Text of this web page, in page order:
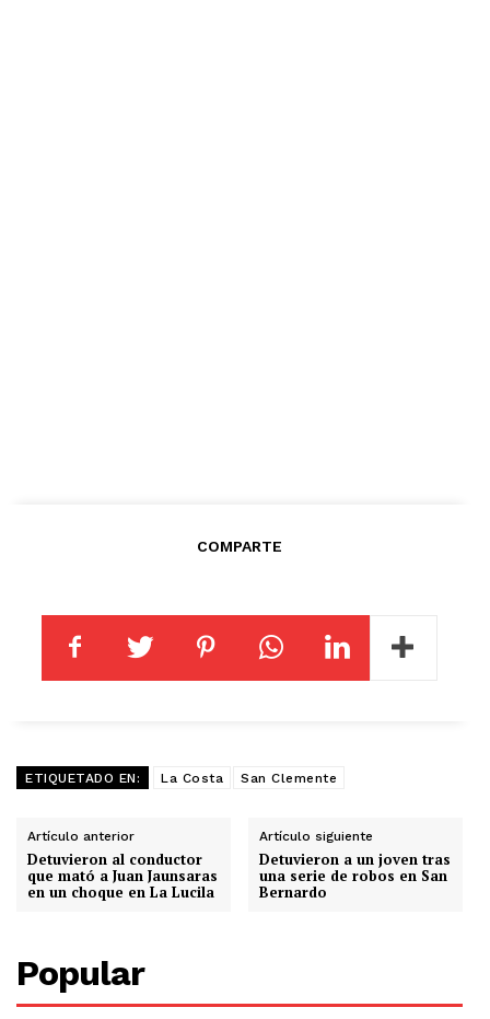
COMPARTE
ETIQUETADO EN: La Costa San Clemente
Artículo anterior
Detuvieron al conductor
que mató a Juan Jaunsaras
en un choque en La Lucila
Artículo siguiente
Detuvieron a un joven tras
una serie de robos en San
Bernardo
Popular